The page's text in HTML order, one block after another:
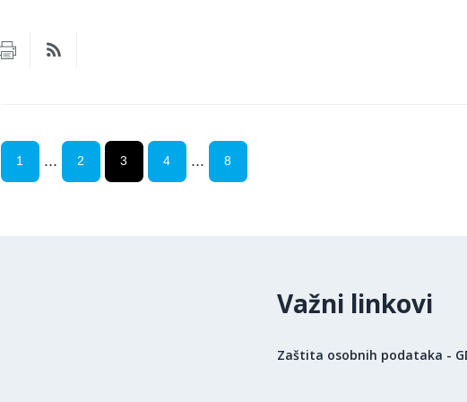
1 ... 2 3 4 ... 8
Važni linkovi
Zaštita osobnih podataka -